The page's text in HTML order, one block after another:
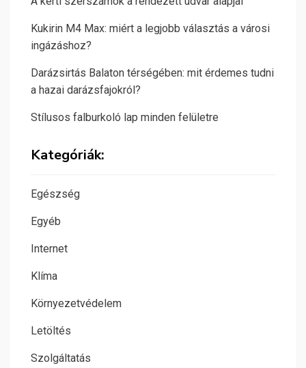
Kukirin M4 Max: miért a legjobb választás a városi
ingázáshoz?
Darázsirtás Balaton térségében: mit érdemes tudni
a hazai darázsfajokról?
Stílusos falburkoló lap minden felületre
Kategóriák:
Egészség
Egyéb
Internet
Klíma
Környezetvédelem
Letöltés
Szolgáltatás